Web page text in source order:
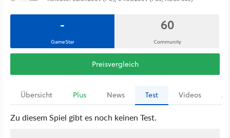
-
GameStar
60
Community
Preisvergleich
Übersicht Plus News Test Videos
Zu diesem Spiel gibt es noch keinen Test.